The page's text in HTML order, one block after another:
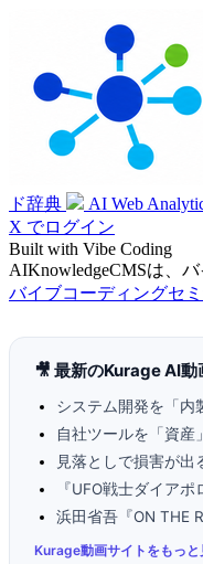
ド辞典
AI Web
X でログイン
Built with Vibe Coding
AIKnowledgeCMSは、
バイブコーディングセ
🎥 最新のKurage AI動
システム開発を「内
自社ツールを「資産
見落としで損害が
『UFO戦士ダイア
浜田省吾『ON THE
Kurage動画サイトをもっ